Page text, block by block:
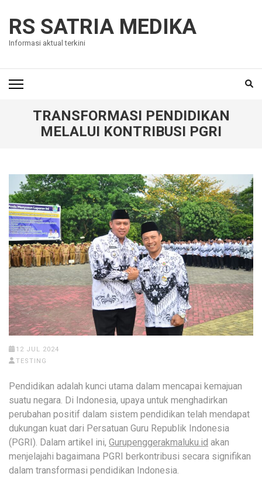
content
(Press
RS SATRIA MEDIKA
Informasi aktual terkini
TRANSFORMASI PENDIDIKAN
MELALUI KONTRIBUSI PGRI
12 JUL 2024
TESTING
Pendidikan adalah kunci utama dalam mencapai kemajuan
suatu negara. Di Indonesia, upaya untuk menghadirkan
perubahan positif dalam sistem pendidikan telah mendapat
dukungan kuat dari Persatuan Guru Republik Indonesia
(PGRI). Dalam artikel ini, Gurupenggerakmaluku.id akan
menjelajahi bagaimana PGRI berkontribusi secara signifikan
dalam transformasi pendidikan Indonesia.